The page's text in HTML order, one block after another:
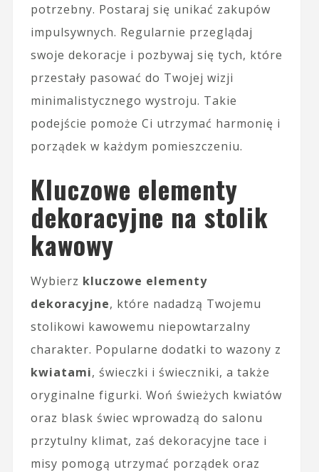
potrzebny. Postaraj się unikać zakupów
impulsywnych. Regularnie przeglądaj
swoje dekoracje i pozbywaj się tych, które
przestały pasować do Twojej wizji
minimalistycznego wystroju. Takie
podejście pomoże Ci utrzymać harmonię i
porządek w każdym pomieszczeniu.
Kluczowe elementy
dekoracyjne na stolik
kawowy
Wybierz kluczowe elementy
dekoracyjne, które nadadzą Twojemu
stolikowi kawowemu niepowtarzalny
charakter. Popularne dodatki to wazony z
kwiatami, świeczki i świeczniki, a także
oryginalne figurki. Woń świeżych kwiatów
oraz blask świec wprowadzą do salonu
przytulny klimat, zaś dekoracyjne tace i
misy pomogą utrzymać porządek oraz